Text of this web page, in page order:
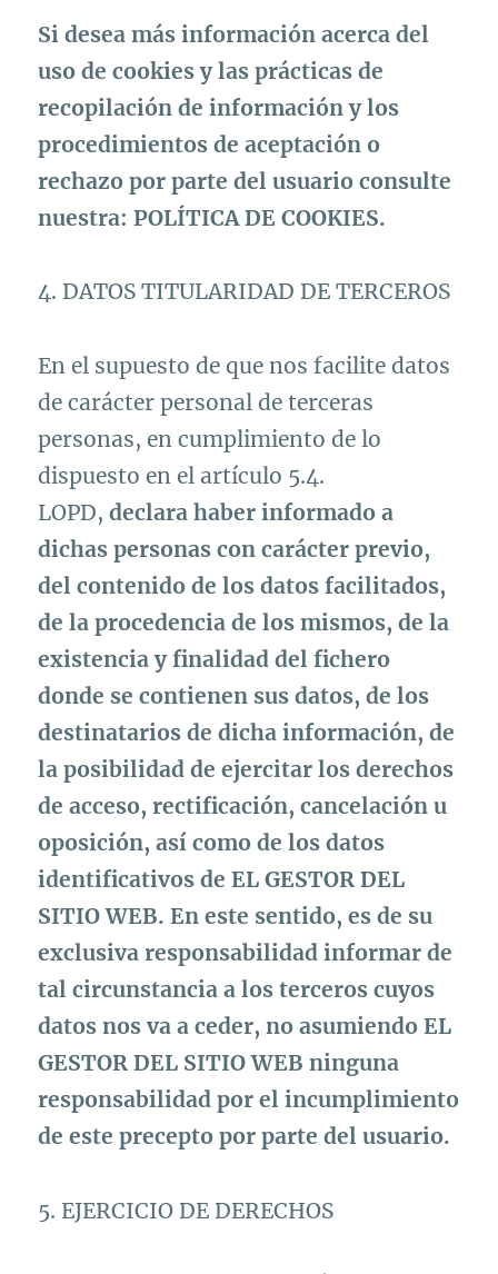
Si desea más información acerca del
uso de cookies y las prácticas de
recopilación de información y los
procedimientos de aceptación o
rechazo por parte del usuario consulte
nuestra:POLÍTICA DE COOKIES.
4. DATOS TITULARIDAD DE TERCEROS
En el supuesto de que nos facilite datos
de carácter personal de terceras
personas, en cumplimiento de lo
dispuesto en el artículo 5.4.
LOPD,declara haber informado a
dichas personascon carácter previo,
del contenido de los datos facilitados,
de la procedencia de los mismos, de la
existencia y finalidad del fichero
donde se contienen sus datos, de los
destinatarios de dicha información, de
la posibilidad de ejercitar los derechos
de acceso, rectificación, cancelación u
oposición, así como de los datos
identificativos de EL GESTOR DEL
SITIO WEB. En este sentido, es de su
exclusiva responsabilidad informar de
tal circunstancia a los terceros cuyos
datos nos va a ceder, no asumiendo EL
GESTOR DEL SITIO WEB ninguna
responsabilidad por el incumplimiento
de este precepto por parte del usuario.
5. EJERCICIO DE DERECHOS